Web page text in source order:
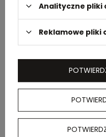
Wymiary
kartonu
Ilość szt. w
wewnętrznym
10
Analityczne pliki
Reklamowe pliki